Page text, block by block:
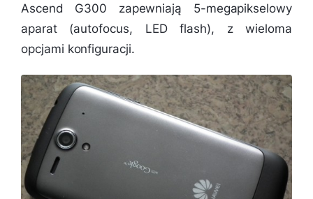
Ascend G300 zapewniają 5-megapikselowy
aparat (autofocus, LED flash), z wieloma
opcjami konfiguracji.